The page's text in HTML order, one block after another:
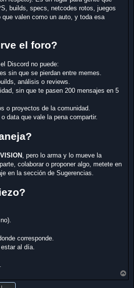
builds, specs, netcodes rotos, juegos
valen como un auto, y toda esa
el foro?
Discord no puede:
sin que se pierdan entre memes.
análisis o reviews.
sin que te pasen 200 mensajes en 5
o proyectos de la comunidad.
data que vale la pena compartir.
, pero lo arma y lo mueve la
colaborar o proponer algo, metete en
en la sección de Sugerencias.
corresponde.
al día.
r